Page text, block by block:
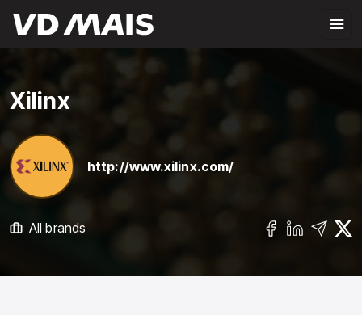
Xilinx
http://www.xilinx.com/
All brands